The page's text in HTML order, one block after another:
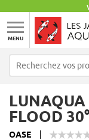
MENU
LUNAQUA
FLOOD 30°
OASE